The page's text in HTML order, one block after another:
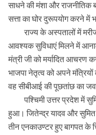
साधने की मंशा और राजनीतिक
सत्ता का घोर दुरूपयोग करने में
राज्य के अस्पतालों में मरीजों
आवश्यक सुविधाएं मिलने में
मंत्री जी को मर्यादित आचरण
भाजपा नेतृत्व को अपने
वह सीबीआई की पूछतांछ का
पश्चिमी उत्तर प्रदेश में
हुआ। जितेन्द्र यादव और सुमित
तीन एनकाउण्टर हुए बागपत के